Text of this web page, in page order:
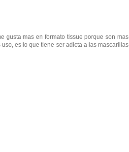
gusta mas en formato tissue porque son mas
es lo que tiene ser adicta a las mascarillas